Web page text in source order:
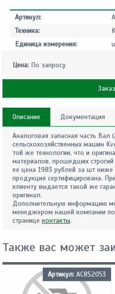
Артикул:
Техника:
Единица измерения:
Цена: По запросу
Описание Документация
Аналоговая запасная часть Вал
сельскохозяйственных машин
той же технологии, что и
материалов, прошедших
ее цена 1983 рублей за шт ниже
продукция сертифицирована.
клиенту выдается такой же
оригинал.
Дополнительную информацию
менеджером нашей компании
странице контакты.
Также вас может
Артикул: AC852053